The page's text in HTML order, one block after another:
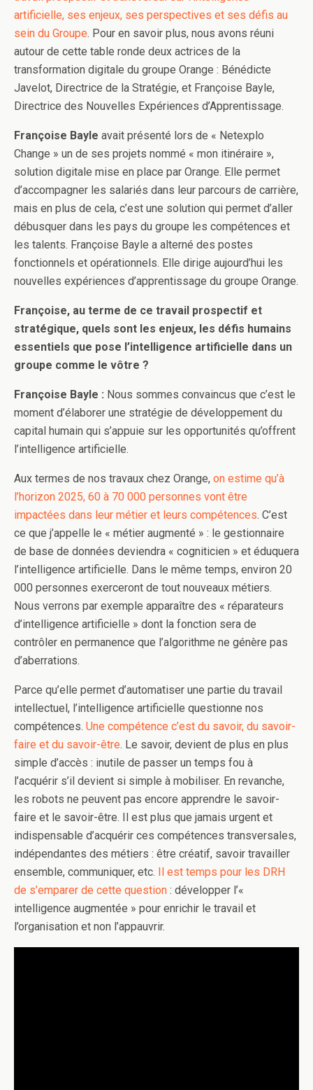
b
o
o
e
r
e
d
I
l
a
g
e
r
artificielle, ses enjeux, ses perspectives et ses défis au
sein du Groupe. Pour en savoir plus, nous avons réuni
autour de cette table ronde deux actrices de la
transformation digitale du groupe Orange : Bénédicte
Javelot, Directrice de la Stratégie, et Françoise Bayle,
Directrice des Nouvelles Expériences d’Apprentissage.
Françoise Bayle avait présenté lors de « Netexplo
Change » un de ses projets nommé « mon itinéraire »,
solution digitale mise en place par Orange. Elle permet
d’accompagner les salariés dans leur parcours de carrière,
mais en plus de cela, c’est une solution qui permet d’aller
débusquer dans les pays du groupe les compétences et
les talents. Françoise Bayle a alterné des postes
fonctionnels et opérationnels. Elle dirige aujourd’hui les
nouvelles expériences d’apprentissage du groupe Orange.
Françoise, au terme de ce travail prospectif et
stratégique, quels sont les enjeux, les défis humains
essentiels que pose l’intelligence artificielle dans un
groupe comme le vôtre ?
Françoise Bayle : Nous sommes convaincus que c’est le
moment d’élaborer une stratégie de développement du
capital humain qui s’appuie sur les opportunités qu’offrent
l’intelligence artificielle.
Aux termes de nos travaux chez Orange, on estime qu’à
l’horizon 2025, 60 à 70 000 personnes vont être
impactées dans leur métier et leurs compétences. C’est
ce que j’appelle le « métier augmenté » : le gestionnaire
de base de données deviendra « cogniticien » et éduquera
l’intelligence artificielle. Dans le même temps, environ 20
000 personnes exerceront de tout nouveaux métiers.
Nous verrons par exemple apparaître des « réparateurs
d’intelligence artificielle » dont la fonction sera de
contrôler en permanence que l’algorithme ne génère pas
d’aberrations.
Parce qu’elle permet d’automatiser une partie du travail
intellectuel, l’intelligence artificielle questionne nos
compétences. Une compétence c’est du savoir, du savoir-
faire et du savoir-être. Le savoir, devient de plus en plus
simple d’accès : inutile de passer un temps fou à
l’acquérir s’il devient si simple à mobiliser. En revanche,
les robots ne peuvent pas encore apprendre le savoir-
faire et le savoir-être. Il est plus que jamais urgent et
indispensable d’acquérir ces compétences transversales,
indépendantes des métiers : être créatif, savoir travailler
ensemble, communiquer, etc. Il est temps pour les DRH
de s’emparer de cette question : développer l’«
intelligence augmentée » pour enrichir le travail et
l’organisation et non l’appauvrir.